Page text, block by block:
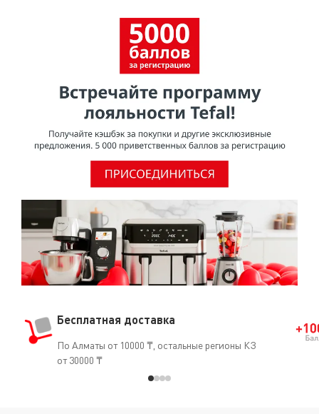
Бесплатная доставка
По Алматы от 10000 ₸, остальные регионы КЗ
от 30000 ₸